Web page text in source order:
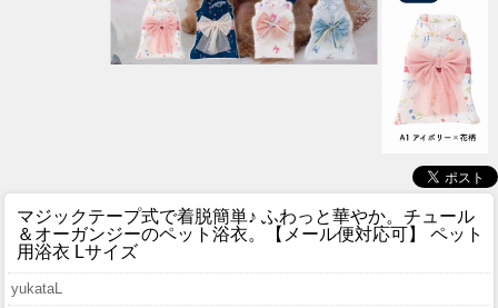
マジックテープ式で着脱簡単♪ ふわっと華やか。チュール
＆オーガンジーのペット浴衣。
【メール便対応可】 ペット
用浴衣 Lサイズ
yukataL